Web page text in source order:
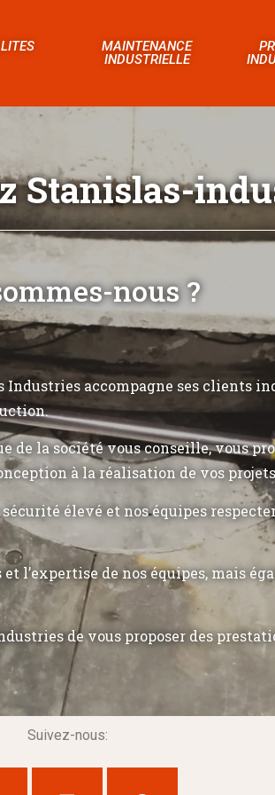
MAINTENANCE
INDUSTRIELLE
Stanislas-
nous ?
Industries accompagne ses clients
la société vous conseille, vous
à la réalisation de vos
élevé et nos équipes
l’expertise de nos équipes, mais
de vous proposer des
Suivez-nous: